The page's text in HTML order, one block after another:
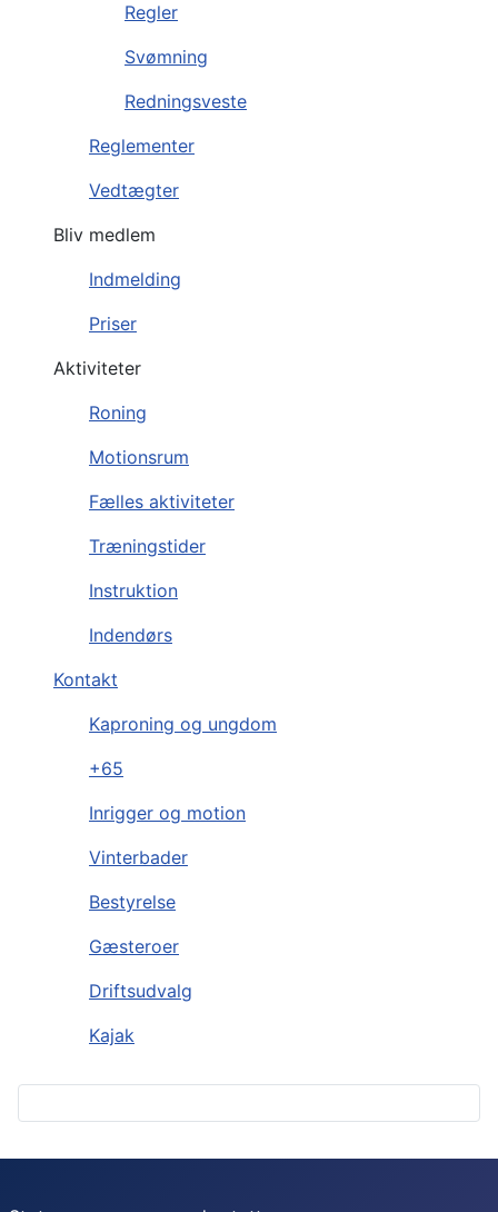
Regler
Svømning
Redningsveste
Reglementer
Vedtægter
Bliv medlem
Indmelding
Priser
Aktiviteter
Roning
Motionsrum
Fælles aktiviteter
Træningstider
Instruktion
Indendørs
Kontakt
Kaproning og ungdom
+65
Inrigger og motion
Vinterbader
Bestyrelse
Gæsteroer
Driftsudvalg
Kajak